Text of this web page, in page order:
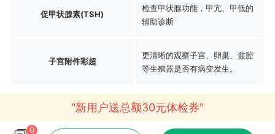
促甲状腺素(TSH)
检查甲状腺功能，甲亢、甲低的
辅助诊断
子宫附件彩超
更清晰的观察子宫、卵巢、盆腔
等生殖器是否有病变发生。
"新用户送总额30元体检券"
0